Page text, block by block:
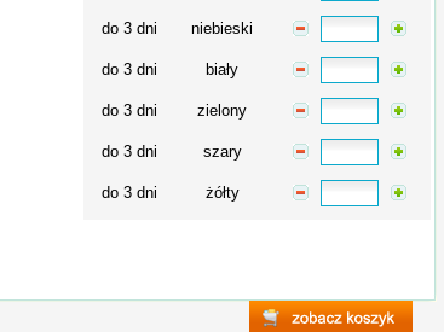
do 3 dni niebieski
do 3 dni biały
do 3 dni zielony
do 3 dni szary
do 3 dni żółty